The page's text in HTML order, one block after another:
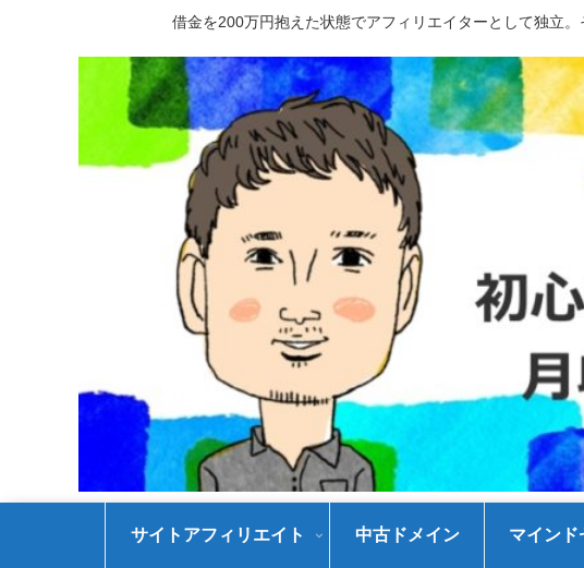
借金を200万円抱えた状態でアフィリエイターとして独立
サイトアフィリエイト 中古ドメイン マインド